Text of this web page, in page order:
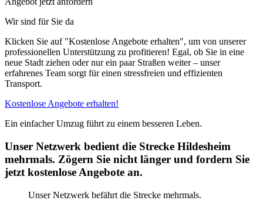
Wir sind für Sie da
Klicken Sie auf "Kostenlose Angebote erhalten", um von unserer
professionellen Unterstützung zu profitieren! Egal, ob Sie in eine
neue Stadt ziehen oder nur ein paar Straßen weiter – unser
erfahrenes Team sorgt für einen stressfreien und effizienten
Transport.
Kostenlose Angebote erhalten!
Ein einfacher Umzug führt zu einem besseren Leben.
Unser Netzwerk bedient die Strecke Hildesheim
mehrmals. Zögern Sie nicht länger und fordern Sie
jetzt kostenlose Angebote an.
Unser Netzwerk befährt die Strecke mehrmals.